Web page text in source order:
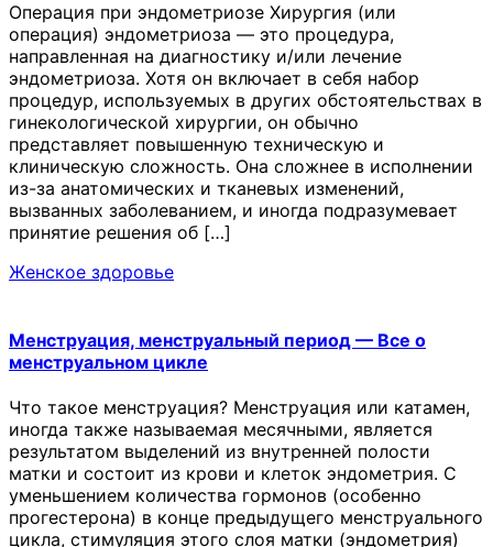
Операция при эндометриозе Хирургия (или
операция) эндометриоза — это процедура,
направленная на диагностику и/или лечение
эндометриоза. Хотя он включает в себя набор
процедур, используемых в других обстоятельствах в
гинекологической хирургии, он обычно
представляет повышенную техническую и
клиническую сложность. Она сложнее в исполнении
из-за анатомических и тканевых изменений,
вызванных заболеванием, и иногда подразумевает
принятие решения об […]
Женское здоровье
Менструация, менструальный период — Все о
менструальном цикле
Что такое менструация? Менструация или катамен,
иногда также называемая месячными, является
результатом выделений из внутренней полости
матки и состоит из крови и клеток эндометрия. С
уменьшением количества гормонов (особенно
прогестерона) в конце предыдущего менструального
цикла, стимуляция этого слоя матки (эндометрия)